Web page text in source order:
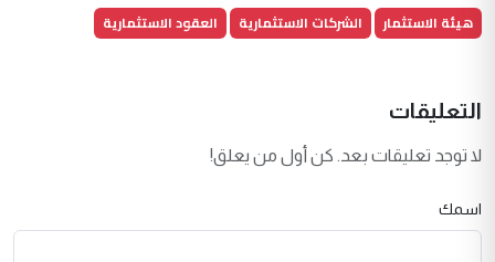
هيئة الاستثمار الشركات الاستثمارية العقود الاستثمارية
التعليقات
لا توجد تعليقات بعد. كن أول من يعلق!
اسمك